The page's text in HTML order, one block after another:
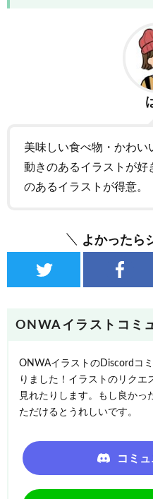
美味しい食べ物・かわい
動きのあるイラストが好
のあるイラストが得意。
よかったら
ONWAイラストコミ
ONWAイラストのDiscordコ
りました！イラストのリク
見れたりします。もし良か
ただけるとうれしいです。
コミ